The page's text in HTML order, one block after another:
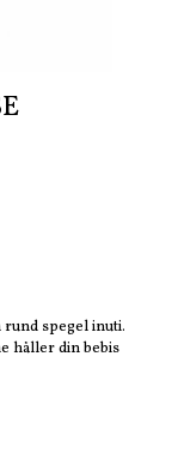
spegel inuti.
håller din bebis